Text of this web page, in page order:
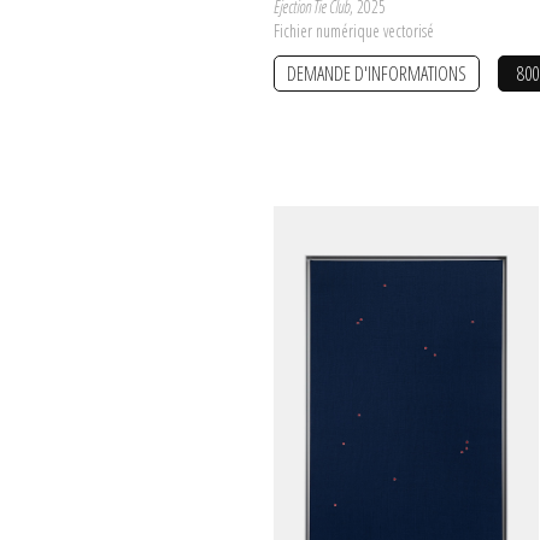
Ejection Tie Club, 2025
Fichier numérique vectorisé
DEMANDE D'INFORMATIONS